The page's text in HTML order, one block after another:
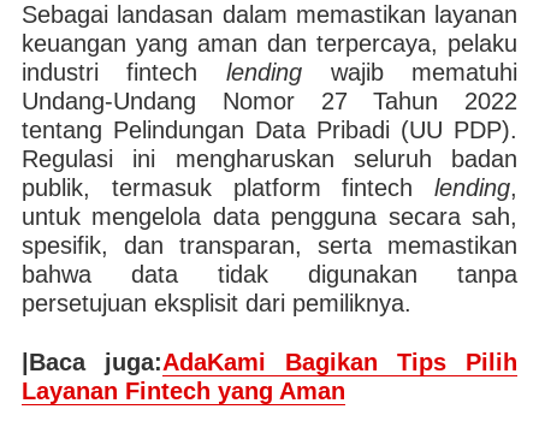
Sebagai landasan dalam memastikan layanan
keuangan yang aman dan terpercaya, pelaku
industri fintech lending wajib mematuhi
Undang-Undang Nomor 27 Tahun 2022
tentang Pelindungan Data Pribadi (UU PDP).
Regulasi ini mengharuskan seluruh badan
publik, termasuk platform fintechlending,
untuk mengelola data pengguna secara sah,
spesifik, dan transparan, serta memastikan
bahwa data tidak digunakan tanpa
persetujuan eksplisit dari pemiliknya.
|Baca juga:AdaKami Bagikan Tips Pilih
Layanan Fintech yang Aman